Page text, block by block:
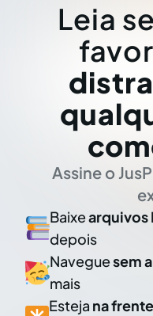
Leia
Assine o
Baixearquivos
depois
Naveguesem
mais
Esteja na frente